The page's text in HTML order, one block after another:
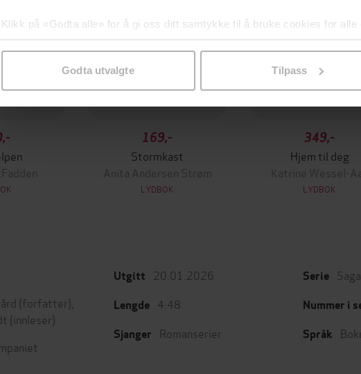
Klikk på «Godta alle» for å gi oss ditt samtykke til å bruke cookies for
samtykke til spesifikke formål ved å klikke på «Tilpass». Du kan når
Godta utvalgte Tilpass
169,-
Stormkast
Anita Andersen Strøm
LYDBOK
349,-
Hjem til deg
Katrine Wessel-
LYDBOK
(forfatter),
(innleser)
Utgitt 20.01.2026
Lengde 4:48
Sjanger Romanserier
Serie
Nummer i
Språk